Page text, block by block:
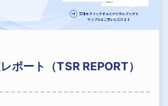
ポート（TSR REPORT）